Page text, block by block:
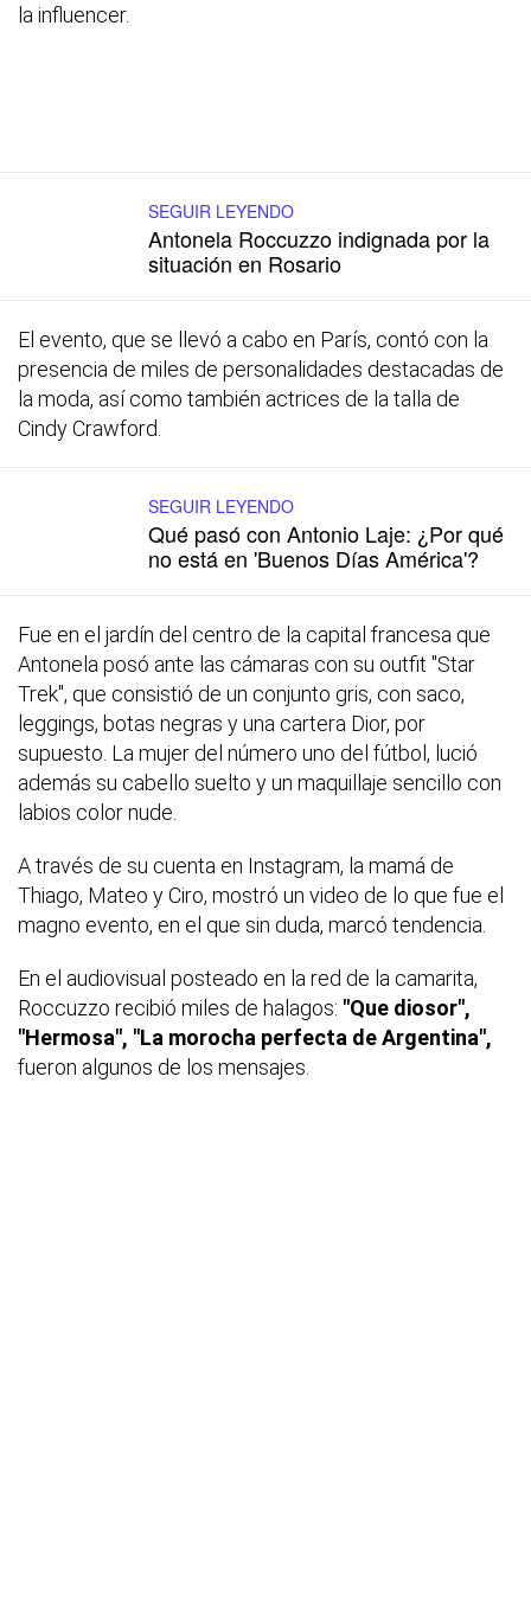
la influencer.
SEGUIR LEYENDO
Antonela Roccuzzo indignada por la
situación en Rosario
El evento, que se llevó a cabo en París, contó con la
presencia de miles de personalidades destacadas de
la moda, así como también actrices de la talla de
Cindy Crawford.
SEGUIR LEYENDO
Qué pasó con Antonio Laje: ¿Por qué
no está en 'Buenos Días América'?
Fue en el jardín del centro de la capital francesa que
Antonela posó ante las cámaras con su outfit "Star
Trek", que consistió de un conjunto gris, con saco,
leggings, botas negras y una cartera Dior, por
supuesto. La mujer del número uno del fútbol, lució
además su cabello suelto y un maquillaje sencillo con
labios color nude.
A través de su cuenta en Instagram, la mamá de
Thiago, Mateo y Ciro, mostró un video de lo que fue el
magno evento, en el que sin duda, marcó tendencia.
En el audiovisual posteado en la red de la camarita,
Roccuzzo recibió miles de halagos: "Que diosor",
"Hermosa", "La morocha perfecta de Argentina",
fueron algunos de los mensajes.